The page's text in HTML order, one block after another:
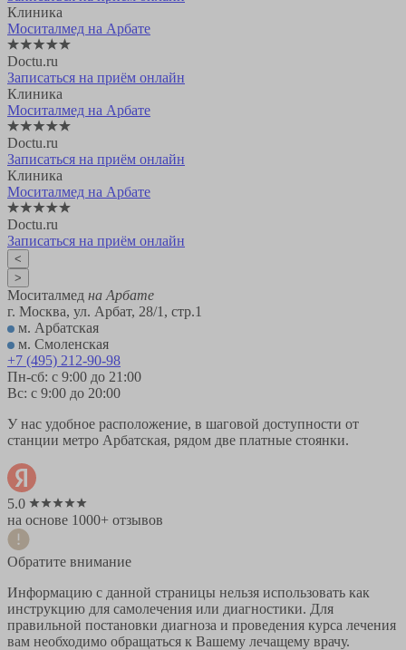
Клиника
Моситалмед на Арбате
Doctu.ru
Записаться на приём онлайн
Клиника
Моситалмед на Арбате
Doctu.ru
Записаться на приём онлайн
Клиника
Моситалмед на Арбате
Doctu.ru
Записаться на приём онлайн
<
>
Моситалмед на Арбате
г. Москва, ул. Арбат, 28/1, стр.1
м. Арбатская
м. Смоленская
+7 (495) 212-90-98
Пн-сб: с 9:00 до 21:00
Вс: с 9:00 до 20:00
У нас удобное расположение, в шаговой доступности от
станции метро Арбатская, рядом две платные стоянки.
5.0
на основе 1000+ отзывов
Обратите внимание
Информацию с данной страницы нельзя использовать как
инструкцию для самолечения или диагностики. Для
правильной постановки диагноза и проведения курса лечения
вам необходимо обращаться к Вашему лечащему врачу.